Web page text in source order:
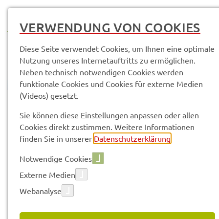
Vorle­sen
VERWENDUNG VON COOKIES
Diese Seite verwendet Cookies, um Ihnen eine optimale
Nutzung unseres Internetauftritts zu ermöglichen.
Neben technisch notwendigen Cookies werden
funktionale Cookies und Cookies für externe Medien
(Videos) gesetzt.
Sie können diese Einstellungen anpassen oder allen
Cookies direkt zustimmen. Weitere Informationen
finden Sie in unserer Datenschutzerklärung
Notwendige Cookies
Externe Medien
Webanalyse